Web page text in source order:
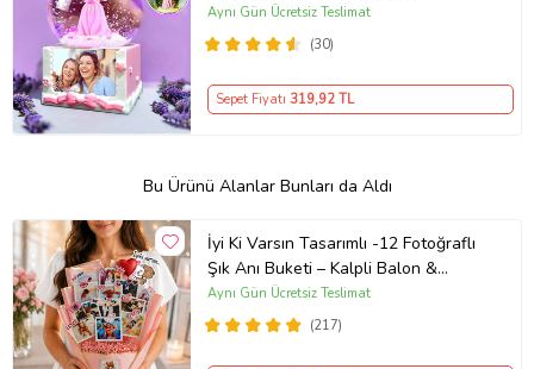
(30)
Aynı Gün Ücretsiz Teslimat
Sepet Fiyatı 319,92 TL
Bu Ürünü Alanlar Bunları da Aldı
İyi Ki Varsın Tasarımlı -12 Fotoğraflı
Şık Anı Buketi – Kalpli Balon &
Çubuk Stickerlı - Kişiye Özel Çiçek
Buketi Sevgiliye -Arkadaşa- Yeni
(217)
Aynı Gün Ücretsiz Teslimat